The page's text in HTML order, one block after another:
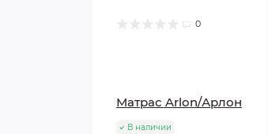
0
Матрас Arlon/Арлон
В наличии